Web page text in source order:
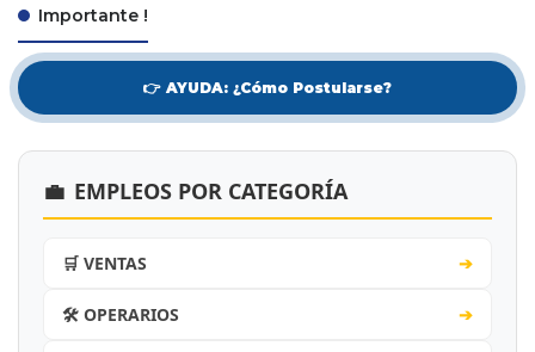
Importante !
👉 AYUDA: ¿Cómo Postularse?
💼 EMPLEOS POR CATEGORÍA
🛒 VENTAS ➔
🛠️ OPERARIOS ➔